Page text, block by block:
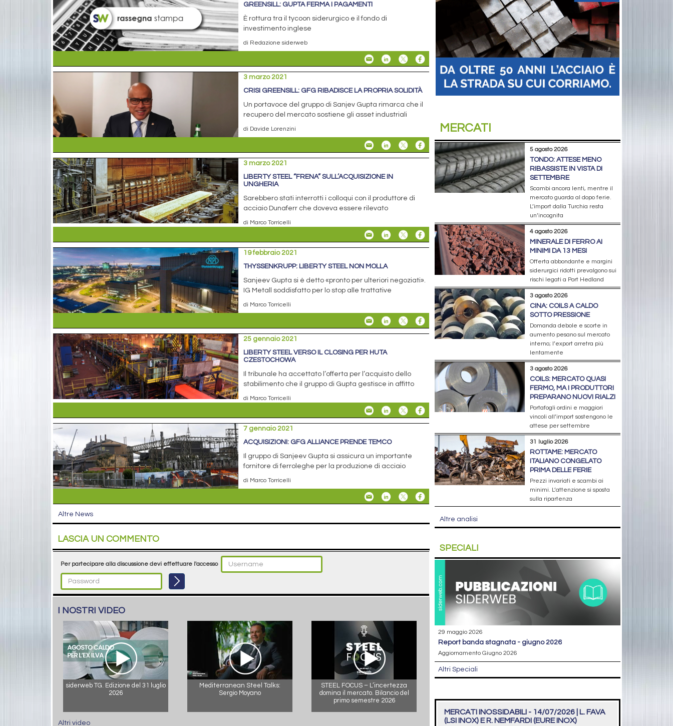
GREENSILL: GUPTA FERMA I PAGAMENTI
È rottura tra il tycoon siderurgico e il fondo di
investimento inglese
di Redazione siderweb
3 marzo 2021
CRISI GREENSILL: GFG RIBADISCE LA PROPRIA SOLIDITÀ
Un portavoce del gruppo di Sanjev Gupta rimarca che il
recupero del mercato sostiene gli asset industriali
di Davide Lorenzini
3 marzo 2021
LIBERTY STEEL “FRENA” SULL’ACQUISIZIONE IN
UNGHERIA
Sarebbero stati interrotti i colloqui con il produttore di
acciaio Dunaferr che doveva essere rilevato
di Marco Torricelli
19 febbraio 2021
THYSSENKRUPP: LIBERTY STEEL NON MOLLA
Sanjeev Gupta si è detto «pronto per ulteriori negoziati».
IG Metall soddisfatto per lo stop alle trattative
di Marco Torricelli
25 gennaio 2021
LIBERTY STEEL VERSO IL CLOSING PER HUTA
CZESTOCHOWA
Il tribunale ha accettato l’offerta per l’acquisto dello
stabilimento che il gruppo di Gupta gestisce in affitto
di Marco Torricelli
7 gennaio 2021
ACQUISIZIONI: GFG ALLIANCE PRENDE TEMCO
Il gruppo di Sanjeev Gupta si assicura un importante
fornitore di ferroleghe per la produzione di acciaio
di Marco Torricelli
Altre News
LASCIA UN COMMENTO
Per partecipare alla discussione devi effettuare l'accesso
I NOSTRI VIDEO
siderweb TG. Edizione del 31 luglio
2026
Mediterranean Steel Talks:
Sergio Moyano
STEEL FOCUS – L’incertezza
domina il mercato. Bilancio del
primo semestre 2026
Altri video
MERCATI
5 agosto 2026
TONDO: ATTESE MENO
RIBASSISTE IN VISTA DI
SETTEMBRE
Scambi ancora lenti, mentre il
mercato guarda al dopo ferie.
L’import dalla Turchia resta
un’incognita
4 agosto 2026
MINERALE DI FERRO AI
MINIMI DA 13 MESI
Offerta abbondante e margini
siderurgici ridotti prevalgono sui
rischi legati a Port Hedland
3 agosto 2026
CINA: COILS A CALDO
SOTTO PRESSIONE
Domanda debole e scorte in
aumento pesano sul mercato
interno; l’export arretra più
lentamente
3 agosto 2026
COILS: MERCATO QUASI
FERMO, MA I PRODUTTORI
PREPARANO NUOVI RIALZI
Portafogli ordini e maggiori
vincoli all’import sostengono le
attese per settembre
31 luglio 2026
ROTTAME: MERCATO
ITALIANO CONGELATO
PRIMA DELLE FERIE
Prezzi invariati e scambi ai
minimi. L’attenzione si sposta
sulla ripartenza
Altre analisi
SPECIALI
29 maggio 2026
report banda stagnata - giugno 2026
Aggiornamento Giugno 2026
Altri Speciali
MERCATI INOSSIDABILI - 14/07/2026 | L. FAVA
(LSI INOX) E R. NEMFARDI (EURE INOX)